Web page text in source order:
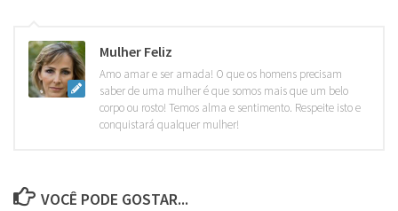
Mulher Feliz
Amo amar e ser amada! O que os homens precisam
saber de uma mulher é que somos mais que um belo
corpo ou rosto! Temos alma e sentimento. Respeite isto e
conquistará qualquer mulher!
VOCÊ PODE GOSTAR...